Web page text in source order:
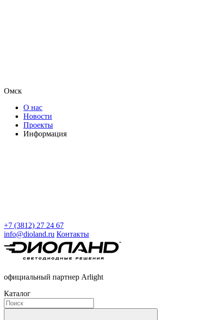
Омск
О нас
Новости
Проекты
Информация
+7 (3812) 27 24 67
info@dioland.ru Контакты
официальный партнер Arlight
Каталог